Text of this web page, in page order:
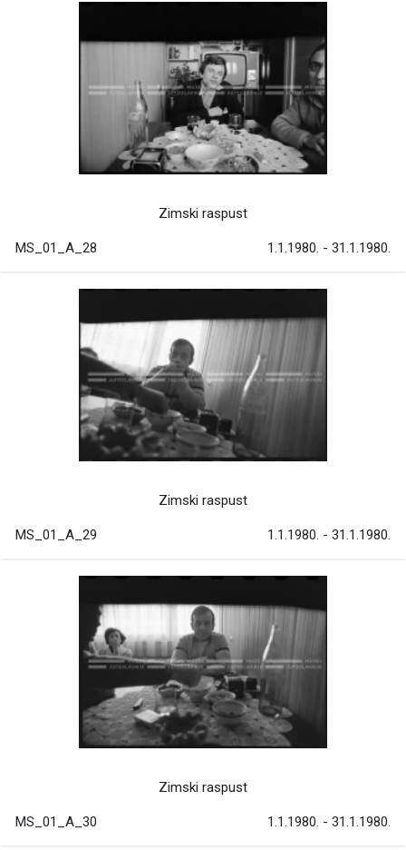
Zimski raspust
MS_01_A_28 1.1.1980. - 31.1.1980.
Zimski raspust
MS_01_A_29 1.1.1980. - 31.1.1980.
Zimski raspust
MS_01_A_30 1.1.1980. - 31.1.1980.